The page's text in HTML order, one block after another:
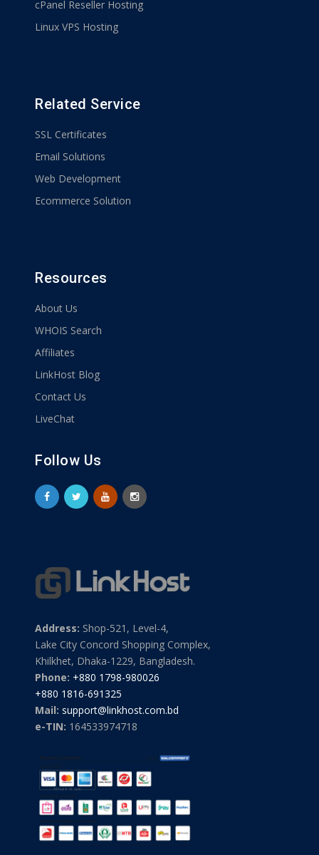
cPanel Reseller Hosting
Linux VPS Hosting
Related Service
SSL Certificates
Email Solutions
Web Development
Ecommerce Solution
Resources
About Us
WHOIS Search
Affiliates
LinkHost Blog
Contact Us
LiveChat
Follow Us
Address: Shop-521, Level-4,
Lake City Concord Shopping Complex,
Khilkhet, Dhaka-1229, Bangladesh.
Phone: +880 1798-980026
+880 1816-691325
Mail: support@linkhost.com.bd
e-TIN: 164533974718